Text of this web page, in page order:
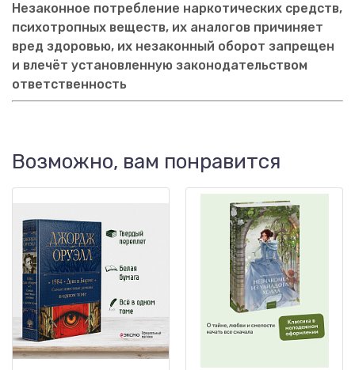
Незаконное потребление наркотических средств,
психотропных веществ, их аналогов причиняет
вред здоровью, их незаконный оборот запрещен
и влечёт установленную законодательством
ответственность
Возможно, вам понравится